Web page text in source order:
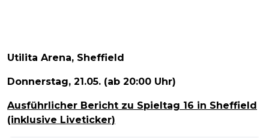
Utilita Arena, Sheffield
Donnerstag, 21.05. (ab 20:00 Uhr)
Ausführlicher Bericht zu Spieltag 16 in Sheffield
(inklusive Liveticker)